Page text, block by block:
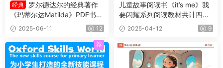
经典
罗尔德达尔的经典著作
《玛蒂尔达Matilda》PDF书籍
+练习册
2025-06-11 12
儿童故事阅读书《it’s me》我
要闪耀系列阅读教材共计四
册，充满了童趣，含金量极
高！
2025-04-12 9
荐